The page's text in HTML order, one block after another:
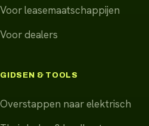
Voor leasemaatschappijen
Voor dealers
GIDSEN & TOOLS
Overstappen naar elektrisch